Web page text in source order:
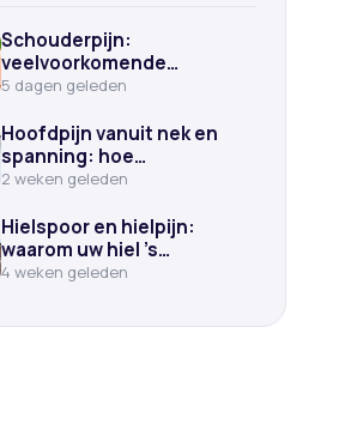
Schouderpijn:
veelvoorkomende
oorzaken en wat
5 dagen geleden
Hoofdpijn vanuit nek en
spanning: hoe
fysiotherapie kan helpen
2 weken geleden
Hielspoor en hielpijn:
waarom uw hiel ’s
ochtends steekt en wat
4 weken geleden